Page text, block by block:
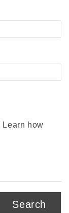
Learn how